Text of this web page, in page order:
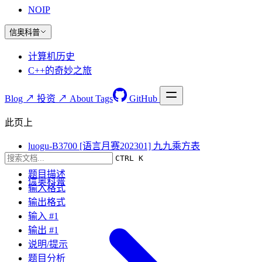
NOIP
信奥科普
计算机历史
C++的奇妙之旅
Blog ↗ 投资 ↗ About Tags GitHub
CTRL K
信奥科普
此页上
luogu-B3700 [语言月赛202301] 九九乘方表
题目要求
题目描述
输入格式
输出格式
输入 #1
输出 #1
说明/提示
题目分析